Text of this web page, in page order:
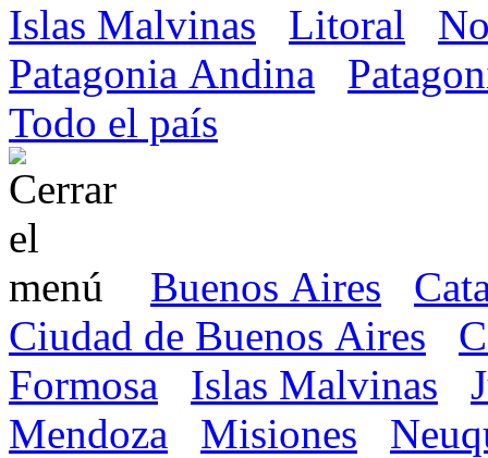
Islas Malvinas
Litoral
Patagonia Andina
Todo el país
Buenos Aires
Ciudad de Buenos Aires
Formosa
Islas Malvinas
Mendoza
Misiones